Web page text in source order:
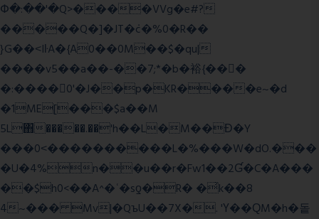
Փ�:��'�Q>����VVg�e#?
�����Q�]�JT�݁c�%0�R��
}G��˂IŀA�{A0��0M��$�qu|
����v5��a��-��7;*�b�裕{���ً
�:����0'�J��p�KR����e~�d
�1ME[���$a��M
5L΋�����.��'h��L�M��Ɖ�Y
���0˂����������L�%���W�dO.���
�U�4%n��u��r�Fw1��2Ɠ�C�A���
��$h0<��A^�ʿ�sƍ�R� �͗k��8
4~��� Mv|�QъU��7X�. 'Ү��ԚM�h�돝